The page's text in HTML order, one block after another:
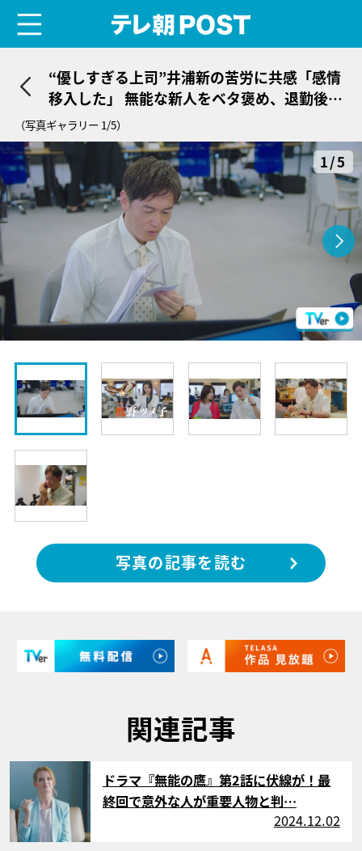
“優しすぎる上司”井浦新の苦労に共感「感情
移入した」 無能な新人をベタ褒め、退勤後も
電話で部下対応…＜無能の鷹＞
（写真ギャラリー 1/5）
1/5
写真の記事を読む
関連記事
サムネイル
ドラマ『無能の鷹』第2話に伏線が！最
終回で意外な人が重要人物と判…
2024.12.02